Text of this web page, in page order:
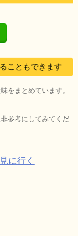
こともできます
をまとめています。
参考にしてみてくだ
に行く